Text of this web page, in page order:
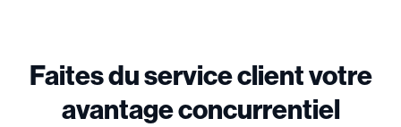
Faites du service client votre
avantage concurrentiel